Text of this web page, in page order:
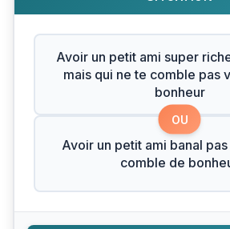
Avoir un petit ami super
mais qui ne te comble pas
bonheur
OU
Avoir un petit ami banal
comble de